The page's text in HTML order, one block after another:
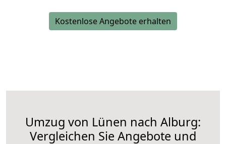
Kostenlose Angebote erhalten
Umzug von Lünen nach Alburg:
Vergleichen Sie Angebote und